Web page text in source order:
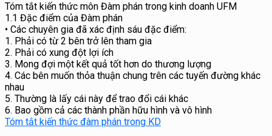
Tóm tắt kiến thức môn Đàm phán trong kinh doanh UFM
1.1 Đặc điểm của Đàm phán
• Các chuyên gia đã xác định sáu đặc điểm:
1. Phải có từ 2 bên trở lên tham gia
2. Phải có xung đột lợi ích
3. Mong đợi một kết quả tốt hơn do thương lượng
4. Các bên muốn thỏa thuận chung trên các tuyến đường khác
nhau
5. Thường là lấy cái này để trao đổi cái khác
6. Bao gồm cả các thành phần hữu hình và vô hình
Tóm tắt kiến thức đàm phán trong KD